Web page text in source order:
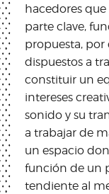
hacedores
parte clave,
propuesta, por
dispuestos a
constituir un
intereses
sonido y su
a trabajar de
un espacio
función de un
tendiente al